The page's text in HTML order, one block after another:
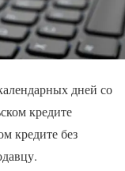
дней со
кредите
кредите без